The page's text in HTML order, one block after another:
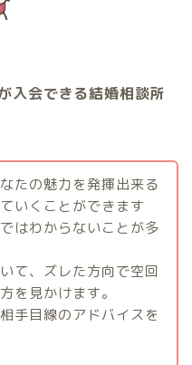
入会できる結婚相談所
たの魅力を発揮出来る
いくことができます
はわからないことが多
て、ズレた方向で空回
を見かけます。
手目線のアドバイスを